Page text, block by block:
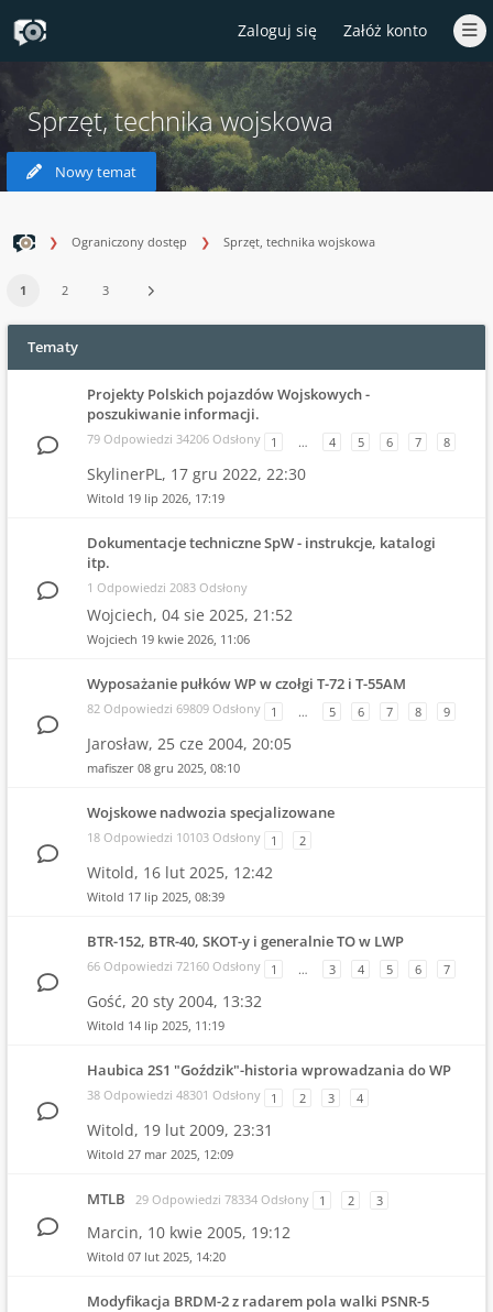
Zaloguj się Załóż konto
Sprzęt, technika wojskowa
Nowy temat
Ograniczony dostęp Sprzęt, technika wojskowa
1 2 3
Tematy
Projekty Polskich pojazdów Wojskowych -
poszukiwanie informacji.
79 Odpowiedzi 34206 Odsłony 1 … 4 5 6 7 8
SkylinerPL, 17 gru 2022, 22:30
Witold 19 lip 2026, 17:19
Dokumentacje techniczne SpW - instrukcje, katalogi
itp.
1 Odpowiedzi 2083 Odsłony
Wojciech, 04 sie 2025, 21:52
Wojciech 19 kwie 2026, 11:06
Wyposażanie pułków WP w czołgi T-72 i T-55AM
82 Odpowiedzi 69809 Odsłony 1 … 5 6 7 8 9
Jarosław, 25 cze 2004, 20:05
mafiszer 08 gru 2025, 08:10
Wojskowe nadwozia specjalizowane
18 Odpowiedzi 10103 Odsłony 1 2
Witold, 16 lut 2025, 12:42
Witold 17 lip 2025, 08:39
BTR-152, BTR-40, SKOT-y i generalnie TO w LWP
66 Odpowiedzi 72160 Odsłony 1 … 3 4 5 6 7
Gość, 20 sty 2004, 13:32
Witold 14 lip 2025, 11:19
Haubica 2S1 "Goździk"-historia wprowadzania do WP
38 Odpowiedzi 48301 Odsłony 1 2 3 4
Witold, 19 lut 2009, 23:31
Witold 27 mar 2025, 12:09
MTLB 29 Odpowiedzi 78334 Odsłony 1 2 3
Marcin, 10 kwie 2005, 19:12
Witold 07 lut 2025, 14:20
Modyfikacja BRDM-2 z radarem pola walki PSNR-5